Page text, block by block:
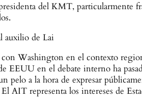
del KMT, particularmente
auxilio de Lai
con Washington en el contexto
EEUU en el debate interno ha
pelo a la hora de expresar
AIT representa los intereses de